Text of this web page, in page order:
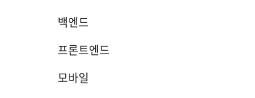
백엔드
프론트엔드
모바일